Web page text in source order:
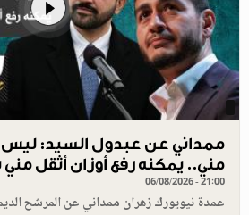
ممداني عن عبدول السيد:
مني.. يمكنه رفع أوزان أثقل مني
06/08/2026 - 21:00
عمدة نيويورك زهران ممداني عن المرشح